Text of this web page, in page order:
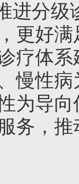
进分级
更好
疗体
慢性
为导
务，